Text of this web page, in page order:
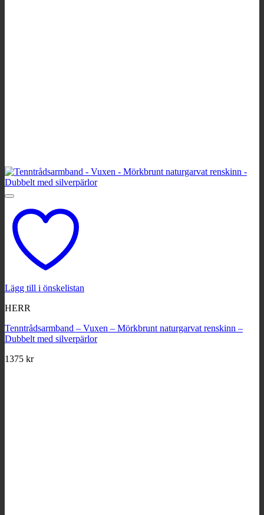
Lägg till i önskelistan
HERR
Tenntrådsarmband – Vuxen – Mörkbrunt naturgarvat renskinn –
Dubbelt med silverpärlor
1375 kr